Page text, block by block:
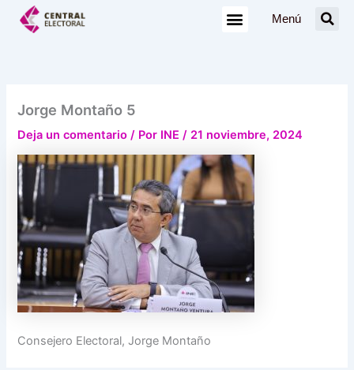
Menú
Jorge Montaño 5
Deja un comentario / Por INE/ 21 noviembre, 2024
Consejero Electoral, Jorge Montaño